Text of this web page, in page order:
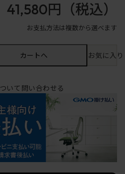
41,580円 （税込）
お支払方法は複数から選べます
カートへ お気に入
いて問い合わせる